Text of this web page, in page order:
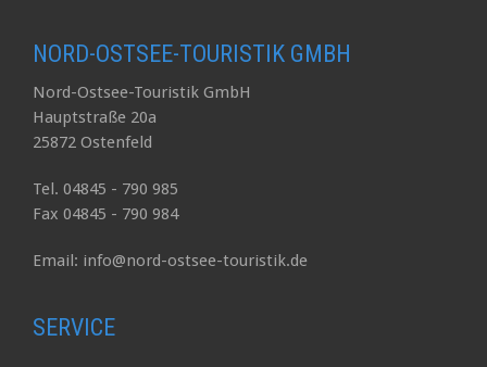
NORD-OSTSEE-TOURISTIK GMBH
Nord-Ostsee-Touristik GmbH
Hauptstraße 20a
25872 Ostenfeld
Tel. 04845 - 790 985
Fax 04845 - 790 984
Email: info@nord-ostsee-touristik.de
SERVICE